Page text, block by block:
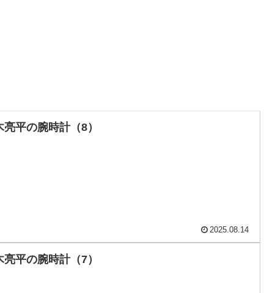
亮平の腕時計（8）
2025.08.14
亮平の腕時計（7）